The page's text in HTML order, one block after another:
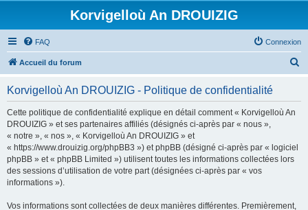
Korvigelloù An DROUIZIG
FAQ Connexion
Accueil du forum
Korvigelloù An DROUIZIG - Politique de confidentialité
Cette politique de confidentialité explique en détail comment « Korvigelloù An
DROUIZIG » et ses partenaires affiliés (désignés ci-après par « nous »,
« notre », « nos », « Korvigelloù An DROUIZIG » et
« https://www.drouizig.org/phpBB3 ») et phpBB (désigné ci-après par « logiciel
phpBB » et « phpBB Limited ») utilisent toutes les informations collectées lors
des sessions d’utilisation de votre part (désignées ci-après par « vos
informations »).
Vos informations sont collectées de deux manières différentes. Premièrement,